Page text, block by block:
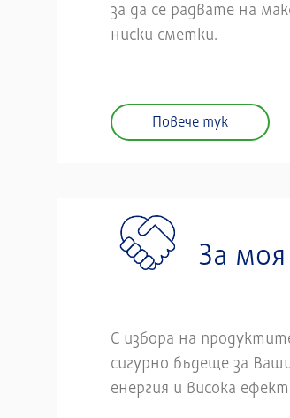
за да се радвате на
ниски сметки.
Повече тук
За
С избора на
сигурно бъдеще за
енергия и висока